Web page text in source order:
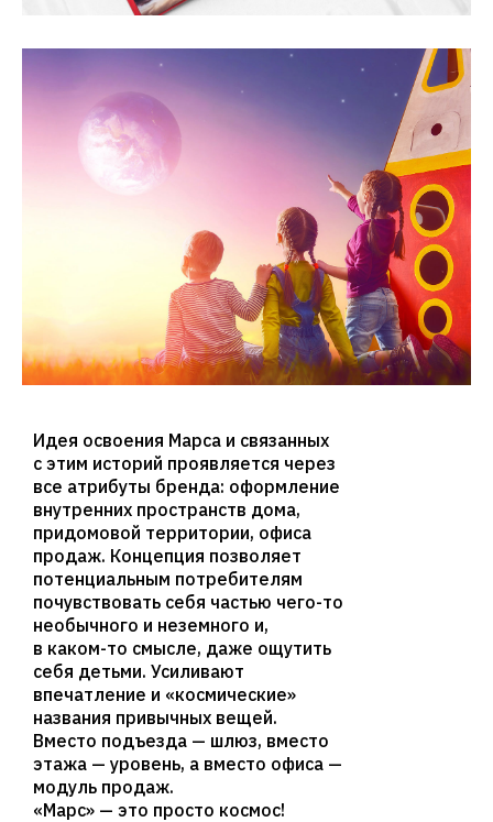
Идея освоения Марса и связанных
с этим историй проявляется через
все атрибуты бренда: оформление
внутренних пространств дома,
придомовой территории, офиса
продаж. Концепция позволяет
потенциальным потребителям
почувствовать себя частью чего-то
необычного и неземного и,
в каком-то смысле, даже ощутить
себя детьми. Усиливают
впечатление и «космические»
названия привычных вещей.
Вместо подъезда — шлюз, вместо
этажа — уровень, а вместо офиса —
модуль продаж.
«Марс» — это просто космос!